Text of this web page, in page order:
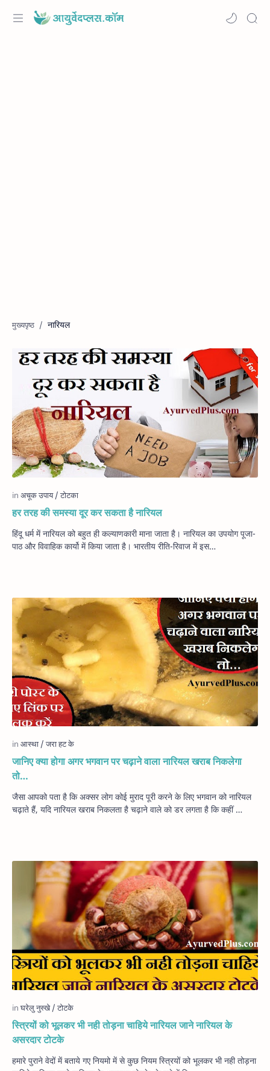
नारियल
हर तरह की समस्या दूर कर सकता है नारियल
हिंदू धर्म में नारियल को बहुत ही कल्याणकारी माना जाता है। नारियल का उपयोग पूजा-
पाठ और विवाहिक कार्यो में किया जाता है। भारतीय रीति-रिवाज में इस…
जानिए क्या होगा अगर भगवान पर चढ़ाने वाला नारियल खराब निकलेगा
तो…
जैसा आपको पता है कि अक्सर लोग कोई मुराद पूरी करने के लिए भगवान को नारियल
चढ़ाते हैं, यदि नारियल खराब निकलता है चढ़ाने वाले को डर लगता है कि कहीं …
स्त्रियों को भूलकर भी नही तोड़ना चाहिये नारियल जाने नारियल के
असरदार टोटके
हमारे पुराने वेदों में बताये गए नियमो में से कुछ नियम स्त्रियों को भूलकर भी नही तोड़ना